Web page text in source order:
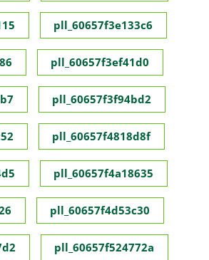
pll_60657f3e133c6
pll_60657f3ef41d0
pll_60657f3f94bd2
pll_60657f4818d8f
pll_60657f4a18635
pll_60657f4d53c30
pll_60657f524772a